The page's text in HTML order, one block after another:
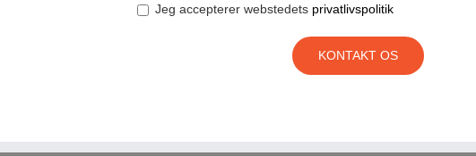
Jeg accepterer webstedets privatlivspolitik